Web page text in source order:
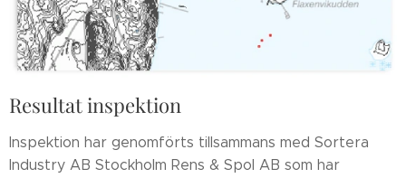
Resultat inspektion
Inspektion har genomförts tillsammans med Sortera
Industry AB Stockholm Rens & Spol AB som har